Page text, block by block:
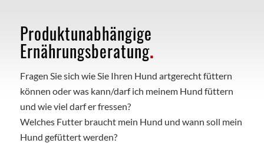
Produktunabhängige
Ernährungsberatung.
Fragen Sie sich wie Sie Ihren Hund artgerecht füttern
können oder was kann/darf ich meinem Hund füttern
und wie viel darf er fressen?
Welches Futter braucht mein Hund und wann soll mein
Hund gefüttert werden?